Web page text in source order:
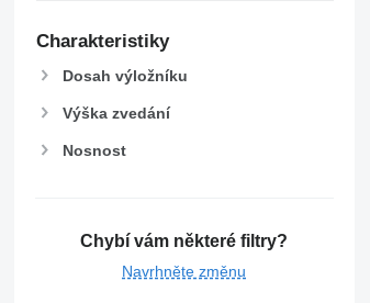
Charakteristiky
Dosah výložníku
Výška zvedání
Nosnost
Chybí vám některé filtry?
Navrhněte změnu